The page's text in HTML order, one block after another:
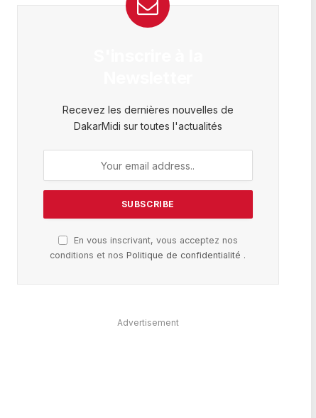
Recevez les dernières nouvelles de
DakarMidi sur toutes l'actualités
En vous inscrivant, vous acceptez nos
conditions et nosPolitique de confidentialité .
Advertisement